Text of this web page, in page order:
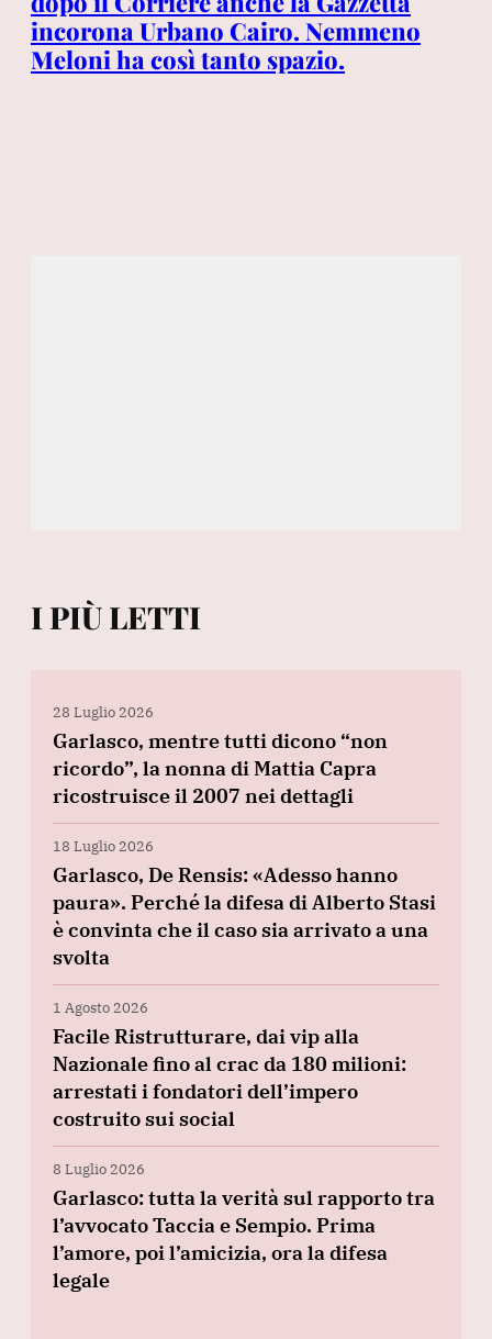
incorona Urbano Cairo. Nemmeno
Meloni ha così tanto spazio.
I PIÙ LETTI
28 Luglio 2026
Garlasco, mentre tutti dicono “non
ricordo”, la nonna di Mattia Capra
ricostruisce il 2007 nei dettagli
18 Luglio 2026
Garlasco, De Rensis: «Adesso hanno
paura». Perché la difesa di Alberto Stasi
è convinta che il caso sia arrivato a una
svolta
1 Agosto 2026
Facile Ristrutturare, dai vip alla
Nazionale fino al crac da 180 milioni:
arrestati i fondatori dell’impero
costruito sui social
8 Luglio 2026
Garlasco: tutta la verità sul rapporto tra
l’avvocato Taccia e Sempio. Prima
l’amore, poi l’amicizia, ora la difesa
legale